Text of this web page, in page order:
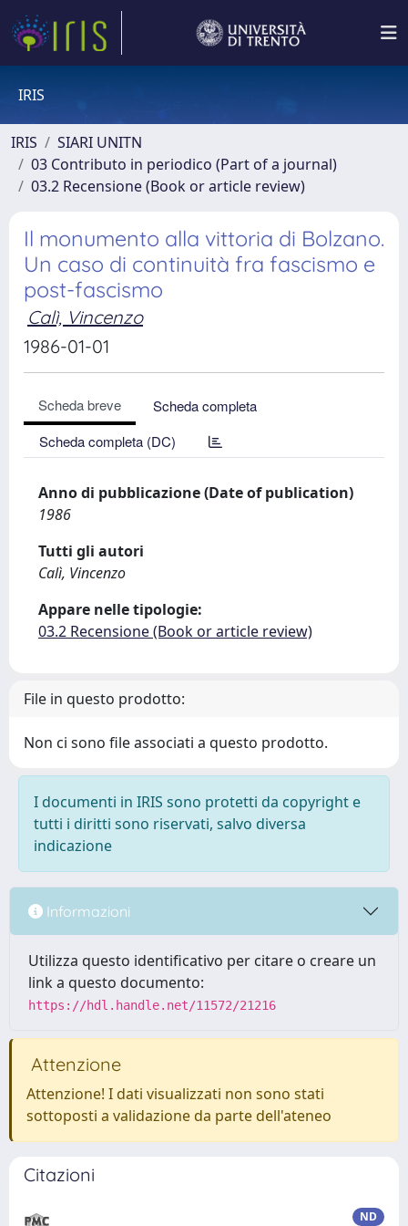
IRIS
IRIS
SIARI UNITN
03 Contributo in periodico (Part of a journal)
03.2 Recensione (Book or article review)
Il monumento alla vittoria di Bolzano.
Un caso di continuità fra fascismo e
post-fascismo
Calì, Vincenzo
1986-01-01
Scheda breve
Scheda completa
Scheda completa (DC)
Anno di pubblicazione (Date of publication)
1986
Tutti gli autori
Calì, Vincenzo
Appare nelle tipologie:
03.2 Recensione (Book or article review)
File in questo prodotto:
Non ci sono file associati a questo prodotto.
I documenti in IRIS sono protetti da copyright e
tutti i diritti sono riservati, salvo diversa
indicazione
Informazioni
Utilizza questo identificativo per citare o creare un
link a questo documento:
https://hdl.handle.net/11572/21216
Attenzione
Attenzione! I dati visualizzati non sono stati
sottoposti a validazione da parte dell'ateneo
Citazioni
ND